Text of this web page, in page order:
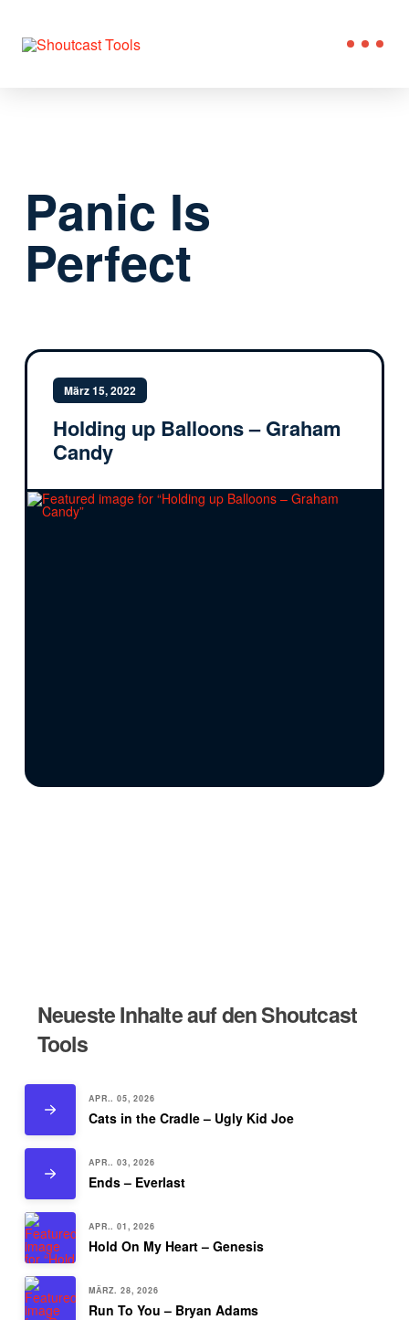
Panic Is
Perfect
März 15, 2022
Holding up Balloons – Graham
Candy
Neueste Inhalte auf den Shoutcast
Tools
APR.. 05, 2026
Cats in the Cradle – Ugly Kid Joe
APR.. 03, 2026
Ends – Everlast
APR.. 01, 2026
Hold On My Heart – Genesis
MÄRZ. 28, 2026
Run To You – Bryan Adams